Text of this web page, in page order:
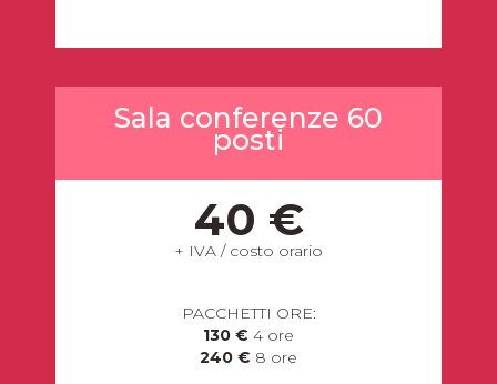
Sala conferenze 60
posti
40 €
+ IVA / costo orario
PACCHETTI ORE:
130 € 4 ore
240 € 8 ore